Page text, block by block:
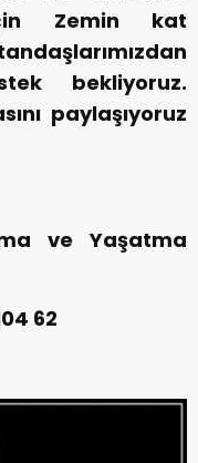
Zemin kat
bekliyoruz.
paylaşıyoruz
ve Yaşatma
62